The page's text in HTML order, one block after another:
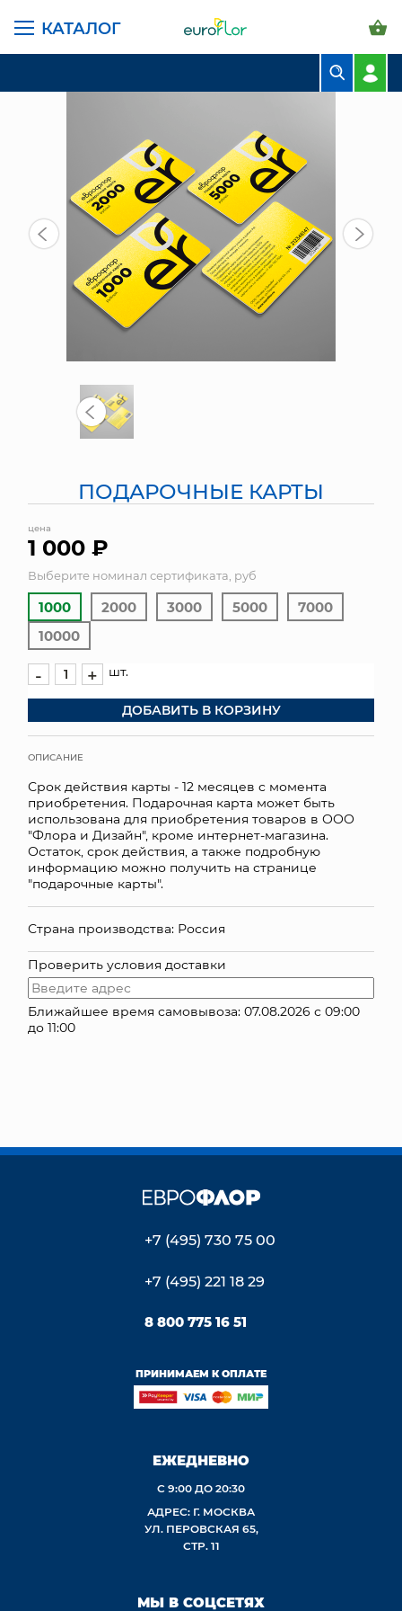
КАТАЛОГ
ЦВЕТЫ В ПАЧКАХ
СВАДЕБНАЯ ФЛОРИСТИКА
КОМНАТНЫЕ РАСТЕНИЯ
ГОРШКИ И КАШПО
ГРУНТЫ И УДОБРЕНИЯ
ИСКУССТВЕННЫЕ ЦВЕТЫ
ТОРГОВЫЙ ЦЕНТР
ДОСТАВКА И ОПЛАТА
КОНТАКТЫ
ГЛАВНАЯ СТРАНИЦА КАТАЛОГ ПОДАРОЧНЫЕ КАРТЫ
ПОДАРОЧНЫЕ КАРТЫ
цена
1 000 ₽
Выберите номинал сертификата, руб
1000 2000 3000 5000
7000
10000
- + шт.
ДОБАВИТЬ В КОРЗИНУ
ОПИСАНИЕ
Срок действия карты - 12 месяцев с момента
приобретения. Подарочная карта может быть
использована для приобретения товаров в ООО
"Флора и Дизайн", кроме интернет-магазина.
Остаток, срок действия, а также подробную
информацию можно получить на странице
"подарочные карты".
Страна производства: Россия
Проверить условия доставки
Ближайшее время самовывоза: 07.08.2026 с 09:00
до 11:00
+7 (495) 730 75 00
+7 (495) 221 18 29
8 800 775 16 51
ПРИНИМАЕМ К ОПЛАТЕ
ЕЖЕДНЕВНО
С 9:00 ДО 20:30
АДРЕС: Г. МОСКВА
УЛ. ПЕРОВСКАЯ 65,
СТР. 11
МЫ В СОЦСЕТЯХ